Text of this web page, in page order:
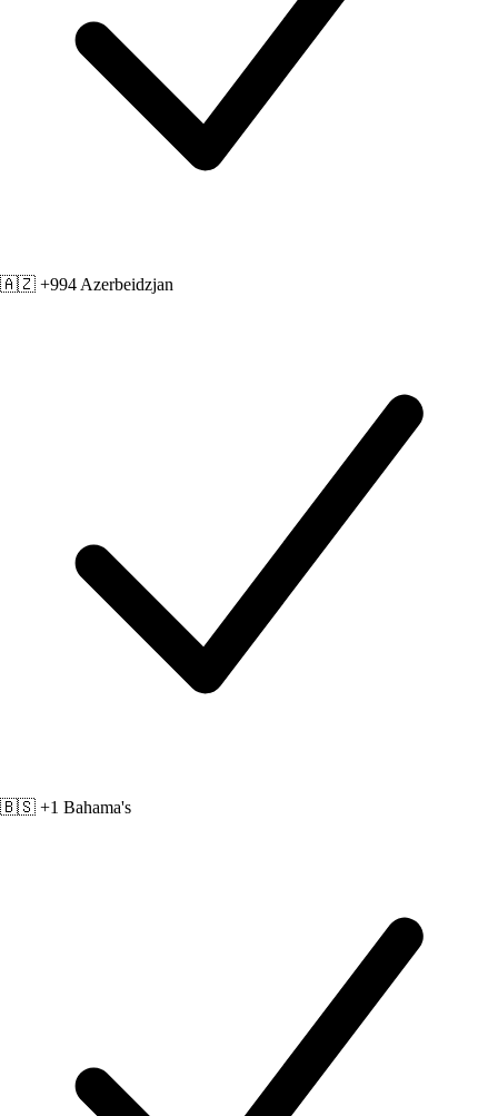
🇦🇿 +994 Azerbeidzjan
🇧🇸 +1 Bahama's